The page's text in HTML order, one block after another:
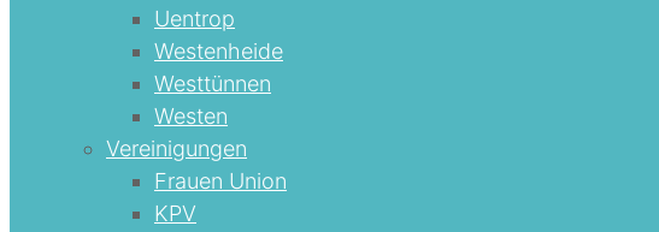
Uentrop
Westenheide
Westtünnen
Westen
Vereinigungen
Frauen Union
KPV